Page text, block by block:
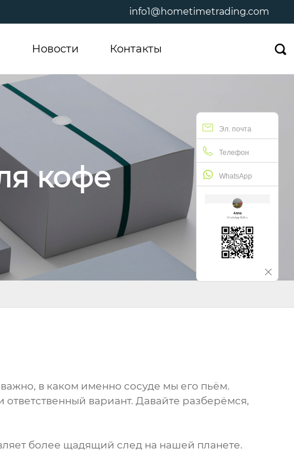
info1@hometimetrading.com
Новости Контакты 
кофе
в каком именно сосуде мы его пьём.
вариант. Давайте разберёмся,
более щадящий след на нашей планете.
Эл. почта
Телефон
WhatsApp